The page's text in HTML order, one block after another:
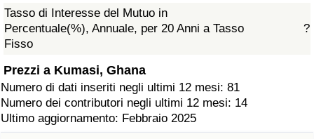
Tasso di Interesse del Mutuo in
Percentuale(%), Annuale, per 20 Anni a Tasso
Fisso
?
Prezzi a Kumasi, Ghana
Numero di dati inseriti negli ultimi 12 mesi: 81
Numero dei contributori negli ultimi 12 mesi: 14
Ultimo aggiornamento: Febbraio 2025